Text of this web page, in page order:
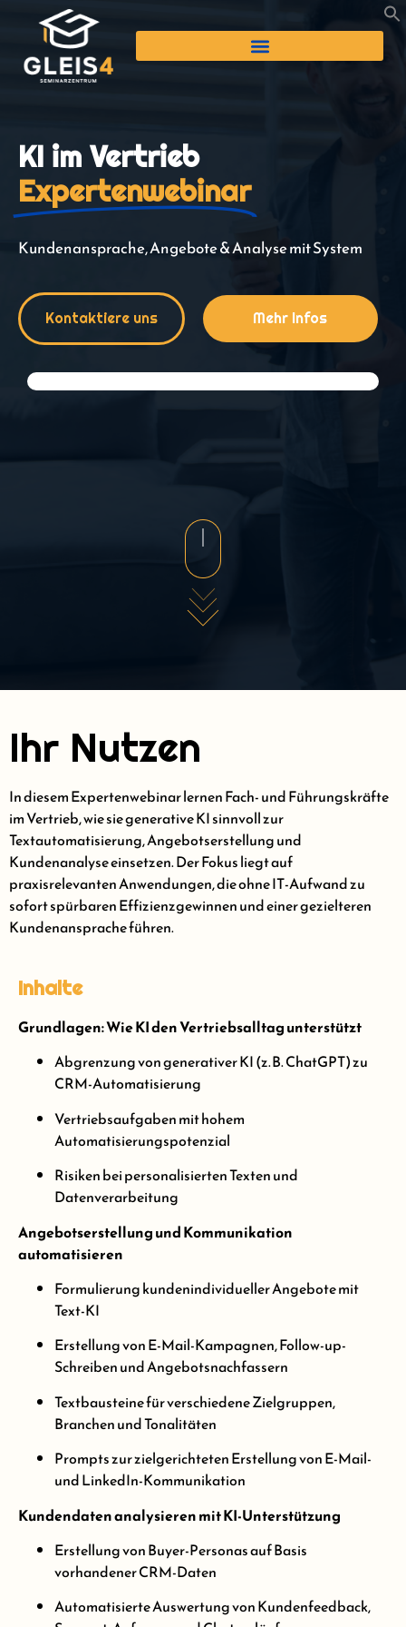
KI im Vertrieb
Expertenwebinar
Kundenansprache, Angebote & Analyse mit System
Mehr Infos
Kontaktiere uns
Ihr Nutzen
In diesem Expertenwebinar lernen Fach- und Führungskräfte
im Vertrieb, wie sie generative KI sinnvoll zur
Textautomatisierung, Angebotserstellung und
Kundenanalyse einsetzen. Der Fokus liegt auf
praxisrelevanten Anwendungen, die ohne IT-Aufwand zu
sofort spürbaren Effizienzgewinnen und einer gezielteren
Kundenansprache führen.
Inhalte
Grundlagen: Wie KI den Vertriebsalltag unterstützt
Abgrenzung von generativer KI (z. B. ChatGPT) zu
CRM-Automatisierung
Vertriebsaufgaben mit hohem
Automatisierungspotenzial
Risiken bei personalisierten Texten und
Datenverarbeitung
Angebotserstellung und Kommunikation
automatisieren
Formulierung kundenindividueller Angebote mit
Text-KI
Erstellung von E-Mail-Kampagnen, Follow-up-
Schreiben und Angebotsnachfassern
Textbausteine für verschiedene Zielgruppen,
Branchen und Tonalitäten
Prompts zur zielgerichteten Erstellung von E-Mail-
und LinkedIn-Kommunikation
Kundendaten analysieren mit KI-Unterstützung
Erstellung von Buyer-Personas auf Basis
vorhandener CRM-Daten
Automatisierte Auswertung von Kundenfeedback,